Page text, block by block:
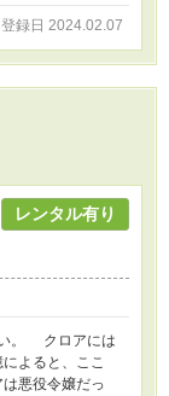
登録日 2024.02.07
レンタル有り
。 クロアには
よると、ここ
悪役令嬢だっ